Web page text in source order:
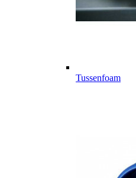
Tussenfoam